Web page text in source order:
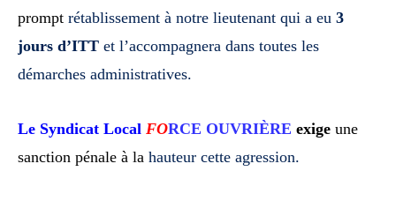
prompt rétablissement à notre lieutenant qui a eu 3
jours d’ITT et l’accompagnera dans toutes les
démarches administratives.
Le Syndicat Local FORCE OUVRIÈRE exige une
sanction pénale à la hauteur cette agression.